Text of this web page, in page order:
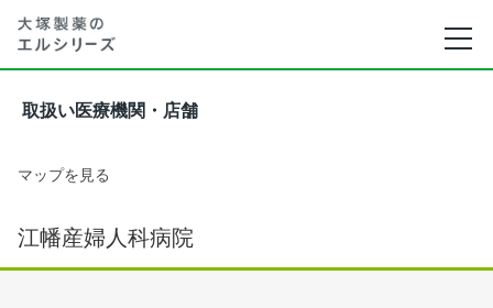
取扱い医療機関・店舗
マップを見る
江幡産婦人科病院